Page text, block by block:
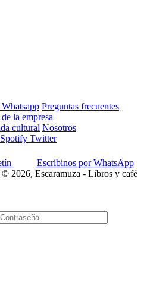
Preguntas frecuentes
la empresa
cultural Nosotros
Spotify Twitter
Escribinos por WhatsApp
© 2026, Escaramuza - Libros y café